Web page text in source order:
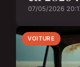
07/05/2026
VOITURE